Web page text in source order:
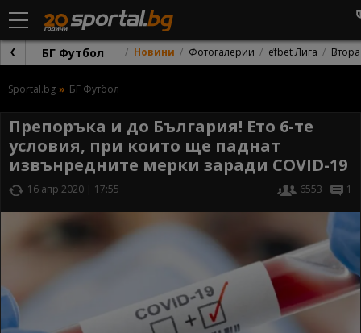
БГ Футбол Новини Фотогалерии efbet Лига
Sportal.bg БГ Футбол
Препоръка и до България! Ето 6-те
условия, при които ще паднат
извънредните мерки заради COVID-19
16 апр 2020 | 17:55 6553 1